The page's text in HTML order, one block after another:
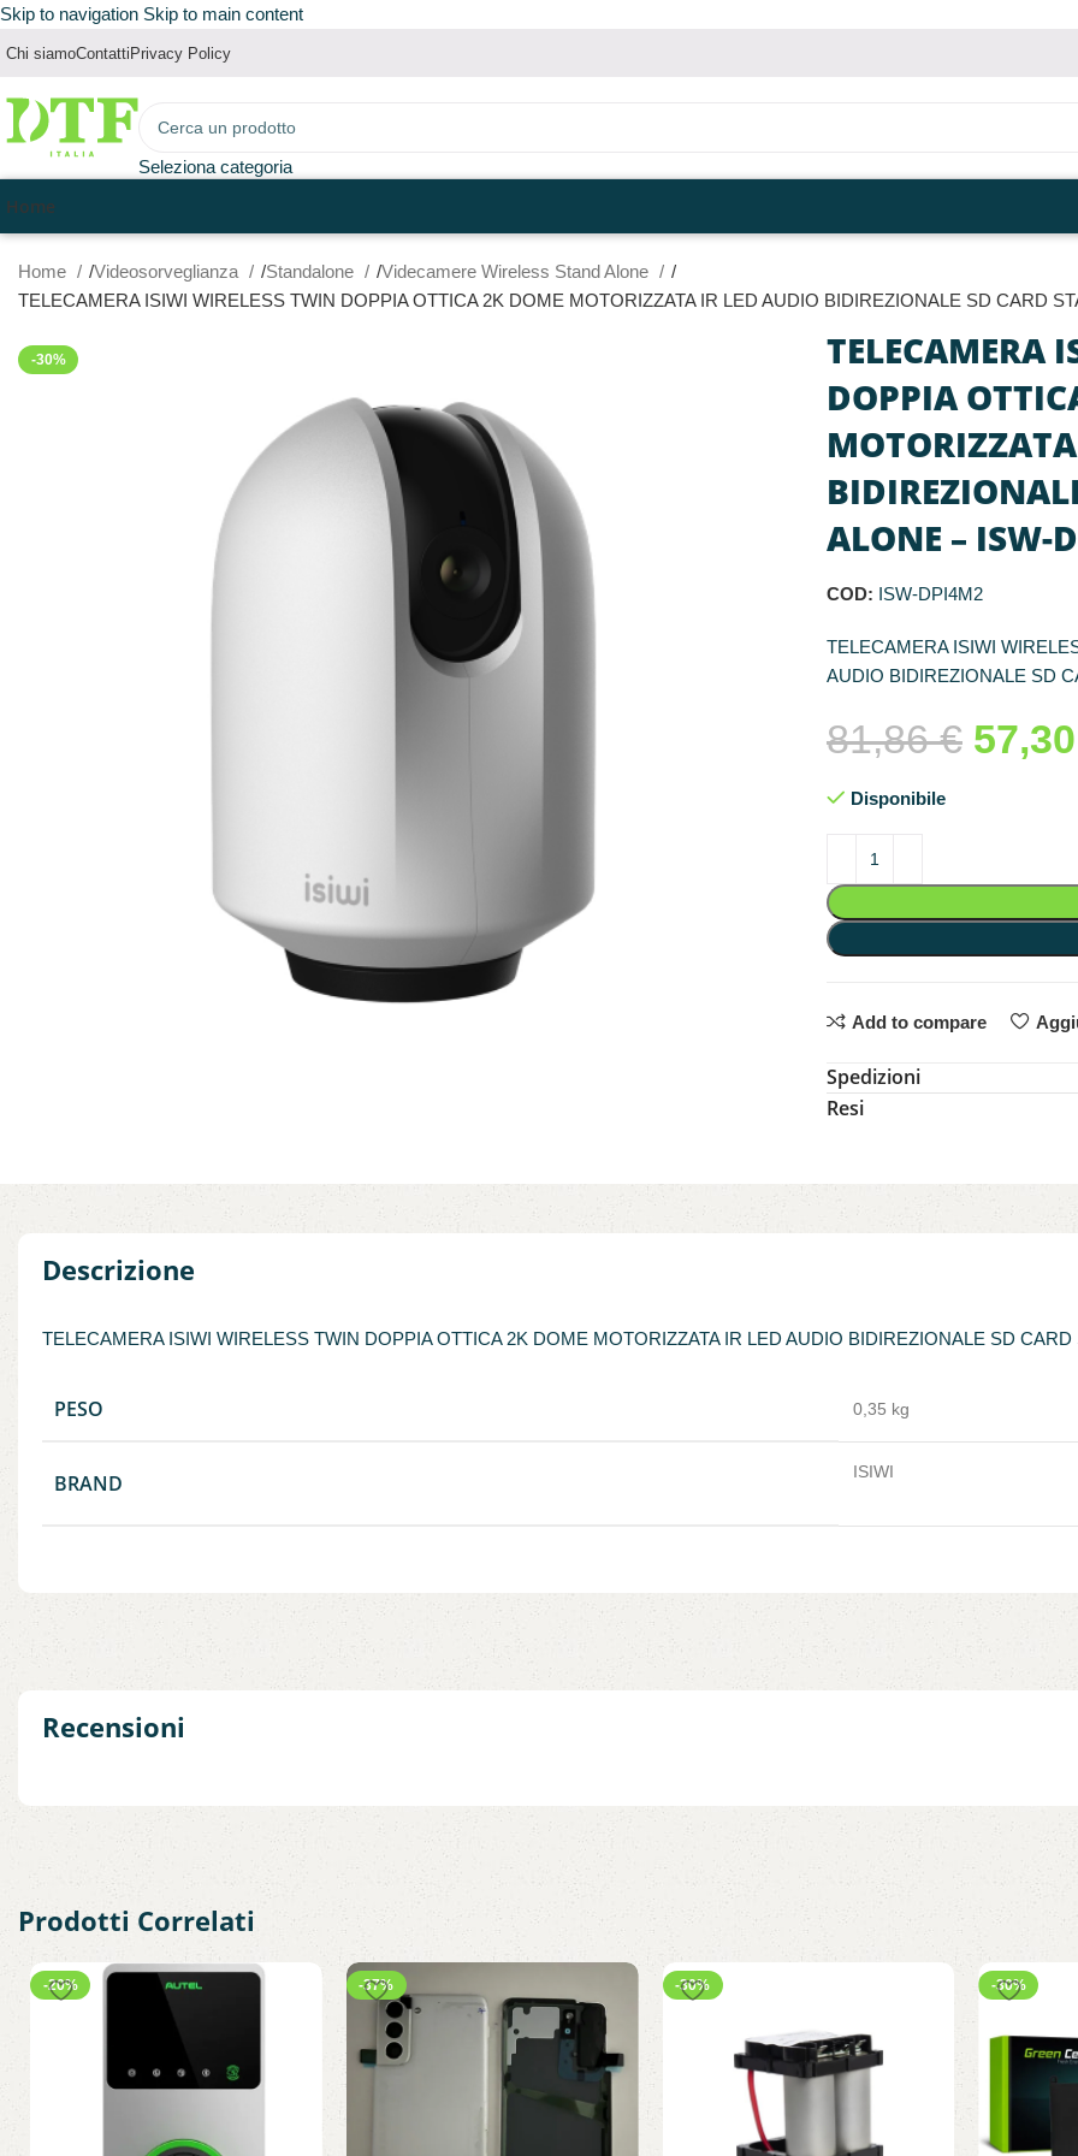
Skip to navigation Skip to main content
Chi siamoContattiPrivacy Policy
Seleziona categoria
Home
Home Videosorveglianza Standalone
Videcamere Wireless Stand Alone
TELECAMERA ISIWI WIRELESS TWIN DOPPIA OTTICA 2K DOME MOTORIZZATA IR LED AUDIO BIDIREZIONALE SD CARD
-30%
TELECAMERA
DOPPIA
ALONE – ISW-
COD: ISW-DPI4M2
TELECAMERA ISIWI
AUDIO BIDIREZIONALE SD
81,86€
Disponibile
Add to compare
Spedizioni
Resi
Descrizione
TELECAMERA ISIWI WIRELESS TWIN DOPPIA OTTICA 2K DOME MOTORIZZATA IR LED AUDIO BIDIREZIONALE SD
PESO 0,35 kg
BRAND ISIWI
Recensioni
Prodotti Correlati
-20% -37% -30% -30%